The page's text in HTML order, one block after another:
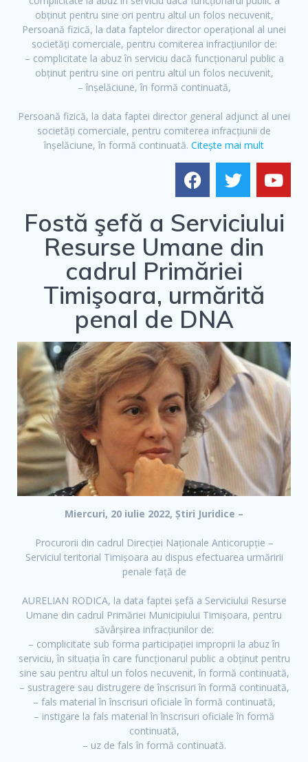
obținut pentru sine ori pentru altul un folos necuvenit,
Persoană fizică, la data faptelor director operațional al unei
societăți comerciale, pentru comiterea infracțiunilor de:
– complicitate la abuz în serviciu dacă funcționarul public a
obținut pentru sine ori pentru altul un folos necuvenit,
– înșelăciune, în formă continuată,
Persoană fizică, la data faptei director general adjunct al unei
societăți comerciale, pentru comiterea infracțiunii de
înșelăciune, în formă continuată. Citește mai mult
Fostă şefă a Serviciului
Resurse Umane din
cadrul Primăriei
Timişoara, urmărită
penal de DNA
Miercuri, 20 iulie 2022, Știri Juridice –
Procurorii din cadrul Direcției Naționale Anticorupție –
Serviciul teritorial Timișoara au dispus efectuarea urmăririi
penale față de
AURELIAN RODICA, la data faptei șefă a Serviciului Resurse
Umane din cadrul Primăriei Municipiului Timișoara, pentru
săvârșirea infracțiunilor de:
– complicitate sub forma participației improprii la abuz în
serviciu, în situația în care funcționarul public a obținut pentru
sine sau pentru altul un folos necuvenit, în formă continuată,
– sustragere sau distrugere de înscrisuri în formă continuată,
– fals material în înscrisuri oficiale în formă continuată,
– instigare la fals material în înscrisuri oficiale în formă
continuată,
– uz de fals în formă continuată.
F
a
c
e
b
o
o
k
T
w
i
t
t
e
r
Y
o